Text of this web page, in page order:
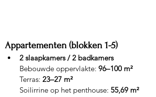
Appartementen (blokken 1-5)
2 slaapkamers / 2 badkamers
Bebouwde oppervlakte: 96–100 m²
Terras: 23–27 m²
Soilirrine op het penthouse: 55,69 m²